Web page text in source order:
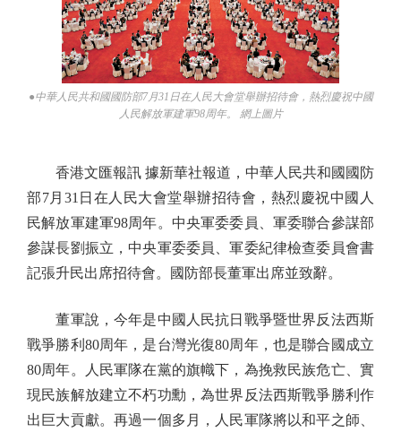
●中華人民共和國國防部7月31日在人民大會堂舉辦招待會，熱烈慶祝中國
人民解放軍建軍98周年。 網上圖片
香港文匯報訊 據新華社報道，中華人民共和國國防
部7月31日在人民大會堂舉辦招待會，熱烈慶祝中國人
民解放軍建軍98周年。中央軍委委員、軍委聯合參謀部
參謀長劉振立，中央軍委委員、軍委紀律檢查委員會書
記張升民出席招待會。國防部長董軍出席並致辭。
董軍說，今年是中國人民抗日戰爭暨世界反法西斯
戰爭勝利80周年，是台灣光復80周年，也是聯合國成立
80周年。人民軍隊在黨的旗幟下，為挽救民族危亡、實
現民族解放建立不朽功勳，為世界反法西斯戰爭勝利作
出巨大貢獻。再過一個多月，人民軍隊將以和平之師、